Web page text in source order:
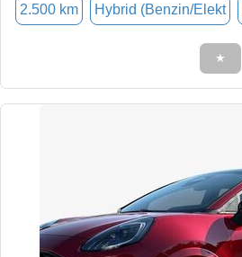
2.500 km Hybrid (Benzin/Elekt
★